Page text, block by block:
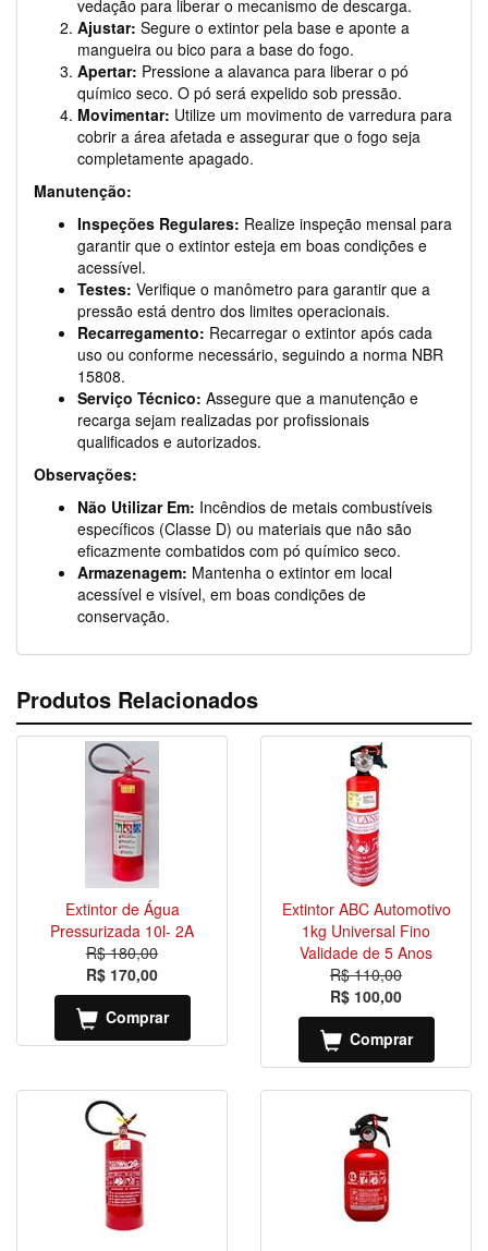
vedação para liberar o mecanismo de descarga.
Ajustar: Segure o extintor pela base e aponte a
mangueira ou bico para a base do fogo.
Apertar: Pressione a alavanca para liberar o pó
químico seco. O pó será expelido sob pressão.
Movimentar: Utilize um movimento de varredura para
cobrir a área afetada e assegurar que o fogo seja
completamente apagado.
Manutenção:
Inspeções Regulares: Realize inspeção mensal para
garantir que o extintor esteja em boas condições e
acessível.
Testes: Verifique o manômetro para garantir que a
pressão está dentro dos limites operacionais.
Recarregamento: Recarregar o extintor após cada
uso ou conforme necessário, seguindo a norma NBR
15808.
Serviço Técnico: Assegure que a manutenção e
recarga sejam realizadas por profissionais
qualificados e autorizados.
Observações:
Não Utilizar Em: Incêndios de metais combustíveis
específicos (Classe D) ou materiais que não são
eficazmente combatidos com pó químico seco.
Armazenagem: Mantenha o extintor em local
acessível e visível, em boas condições de
conservação.
Produtos Relacionados
Extintor de Água
Pressurizada 10l- 2A
R$ 180,00
R$ 170,00
Comprar
Extintor ABC Automotivo
1kg Universal Fino
Validade de 5 Anos
R$ 110,00
R$ 100,00
Comprar